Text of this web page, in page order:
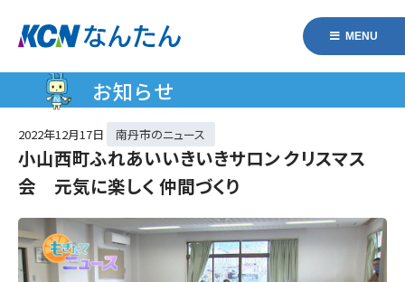
MENU
お知らせ
2022年12月17日 南丹市のニュース
小山西町ふれあいいきいきサロン クリスマス
会 元気に楽しく 仲間づくり